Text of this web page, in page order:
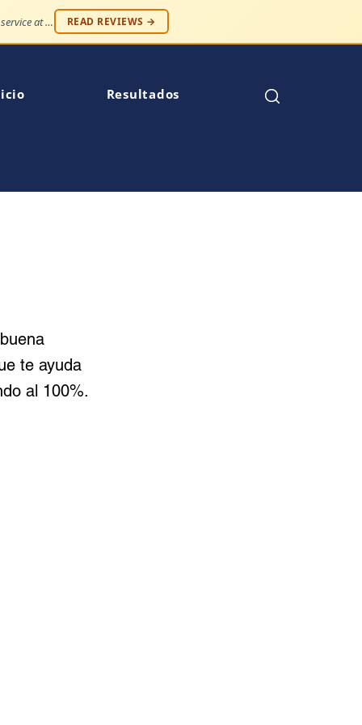
"Professionalism and compassion, without being judged. Best service at an affordable price." READ REVIEWS →
Resultados
te ayuda
al 100%.